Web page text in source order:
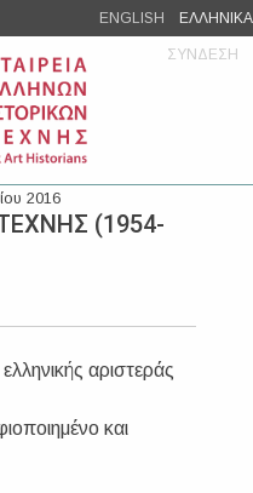
ENGLISH ΕΛΛΗΝΙΚΑ
ΣΥΝΔΕΣΗ
2016
(1954-
αριστεράς
και